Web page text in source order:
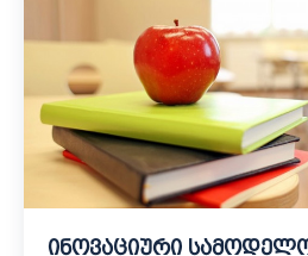
ინოვაციური